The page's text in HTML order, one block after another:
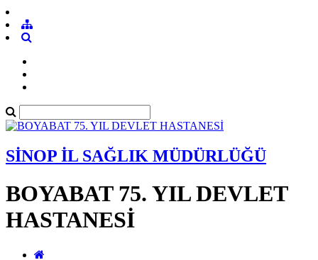
SİNOP İL SAĞLIK MÜDÜRLÜĞÜ
BOYABAT 75. YIL DEVLET
HASTANESİ